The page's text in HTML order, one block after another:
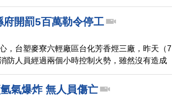
傷亡。
府開罰5百萬勒令停工
，台塑麥寮六輕廠區台化芳香烴三廠，昨天（7
防人員經過兩個小時控制火勢，雖然沒有造成
法重罰5百萬，要求在調查報告出爐前必須停
炸，就連幾公里外的地方都感受的到爆炸威
為LPG液化石油氣管線破裂導致，台塑也派代
氣爆炸 無人員傷亡